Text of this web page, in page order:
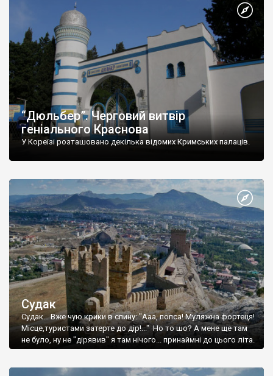
“Дюльбер”. Черговий витвір
геніального Краснова
У Кореїзі розташовано декілька відомих Кримських палаців.
Судак
Судак... Вже чую крики в спину: "Ааа, попса! Муляжна фортеця!
Місце,туристами затерте до дір!..." Но то шо? А мене ще там
не було, ну не "дірявив" я там нічого... принаймні до цього літа.